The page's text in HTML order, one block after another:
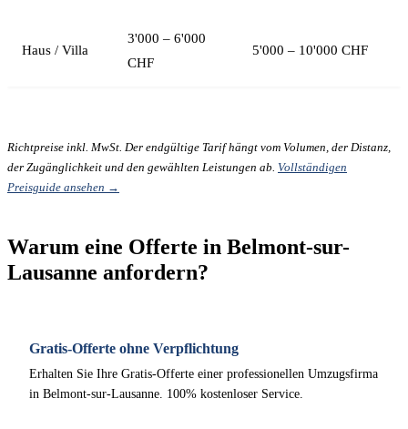
Haus / Villa
3'000 – 6'000
CHF
5'000 – 10'000 CHF
Richtpreise inkl. MwSt. Der endgültige Tarif hängt vom Volumen, der Distanz,
der Zugänglichkeit und den gewählten Leistungen ab. Vollständigen
Preisguide ansehen →
Warum eine Offerte in Belmont-sur-
Lausanne anfordern?
Gratis-Offerte ohne Verpflichtung
Erhalten Sie Ihre Gratis-Offerte einer professionellen Umzugsfirma
in Belmont-sur-Lausanne. 100% kostenloser Service.